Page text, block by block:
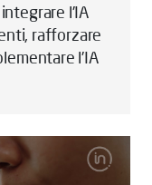
l’IA
rafforzare
l’IA